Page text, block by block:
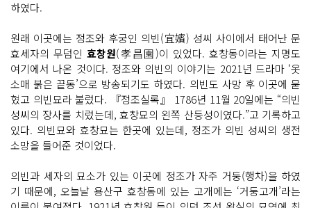
하였다.
원래 이곳에는 정조와 후궁인 의빈(宜嬪) 성씨 사이에서 태어난 문
효세자의 무덤인 효창원(孝昌園)이 있었다. 효창동이라는 지명도
여기에서 나온 것이다. 정조와 의빈의 이야기는 2021년 드라마 ‘옷
소매 붉은 끝동’으로 방송되기도 하였다. 의빈도 사망 후 이곳에 묻
혔고 의빈묘라 불렀다. 『정조실록』 1786년 11월 20일에는 “의빈
성씨의 장사를 치렀는데, 효창묘의 왼쪽 산등성이였다.”고 기록하고
있다. 의빈묘와 효창묘는 한곳에 있는데, 정조가 의빈 성씨의 생전
소망을 들어준 것이었다.
의빈과 세자의 묘소가 있는 이곳에 정조가 자주 거둥(행차)을 하였
기 때문에, 오늘날 용산구 효창동에 있는 고개에는 ‘거둥고개’라는